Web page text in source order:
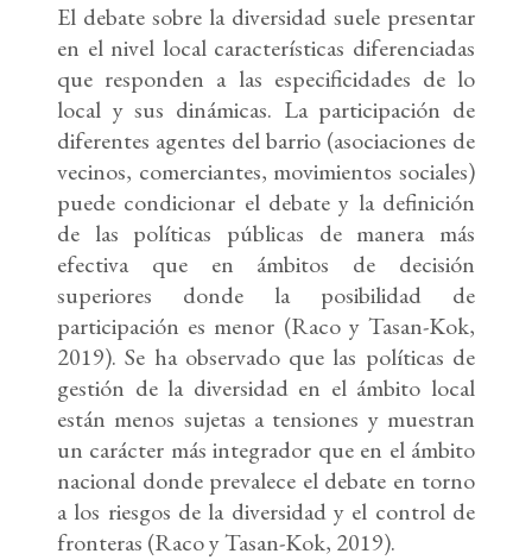
El debate sobre la diversidad suele presentar
en el nivel local características diferenciadas
que responden a las especificidades de lo
local y sus dinámicas. La participación de
diferentes agentes del barrio (asociaciones de
vecinos, comerciantes, movimientos sociales)
puede condicionar el debate y la definición
de las políticas públicas de manera más
efectiva que en ámbitos de decisión
superiores donde la posibilidad de
participación es menor (Raco y Tasan-Kok,
2019). Se ha observado que las políticas de
gestión de la diversidad en el ámbito local
están menos sujetas a tensiones y muestran
un carácter más integrador que en el ámbito
nacional donde prevalece el debate en torno
a los riesgos de la diversidad y el control de
fronteras (Raco y Tasan-Kok, 2019).